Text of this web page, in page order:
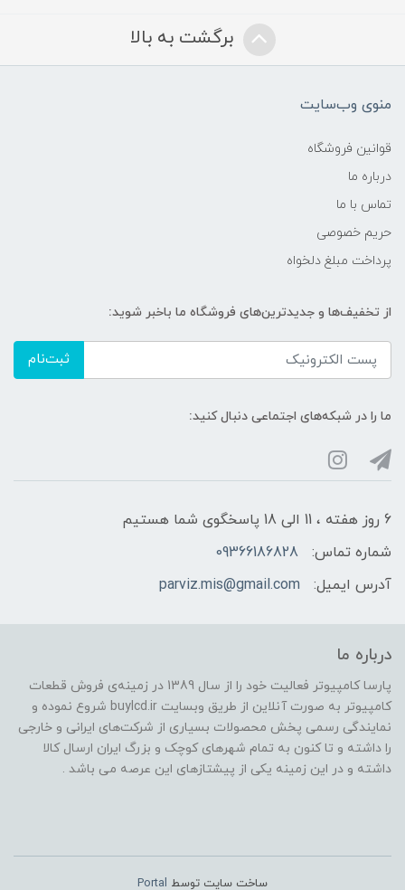
برگشت به بالا
منوی وب‌سایت
قوانین فروشگاه
درباره ما
تماس با ما
حریم خصوصی
پرداخت مبلغ دلخواه
از تخفیف‌ها و جدیدترین‌های فروشگاه ما باخبر شوید:
ثبت‌نام
ما را در شبکه‌های اجتماعی دنبال کنید:
6 روز هفته ، 11 الی 18 پاسخگوی شما هستیم
شماره تماس:
09366186828
آدرس ایمیل:
parviz.mis@gmail.com
درباره ما
پارسا کامپیوتر فعالیت خود را از سال 1389 در زمینه‌ی فروش قطعات
کامپیوتر به صورت آنلاین از طریق وبسایت buylcd.ir شروع نموده و
نمایندگی رسمی پخش محصولات بسیاری از شرکت‌های ایرانی و خارجی
را داشته و تا کنون به تمام شهرهای کوچک و بزرگ ایران ارسال کالا
داشته و در این زمینه یکی از پیشتازهای این عرصه می باشد .
ساخت سایت توسط Portal